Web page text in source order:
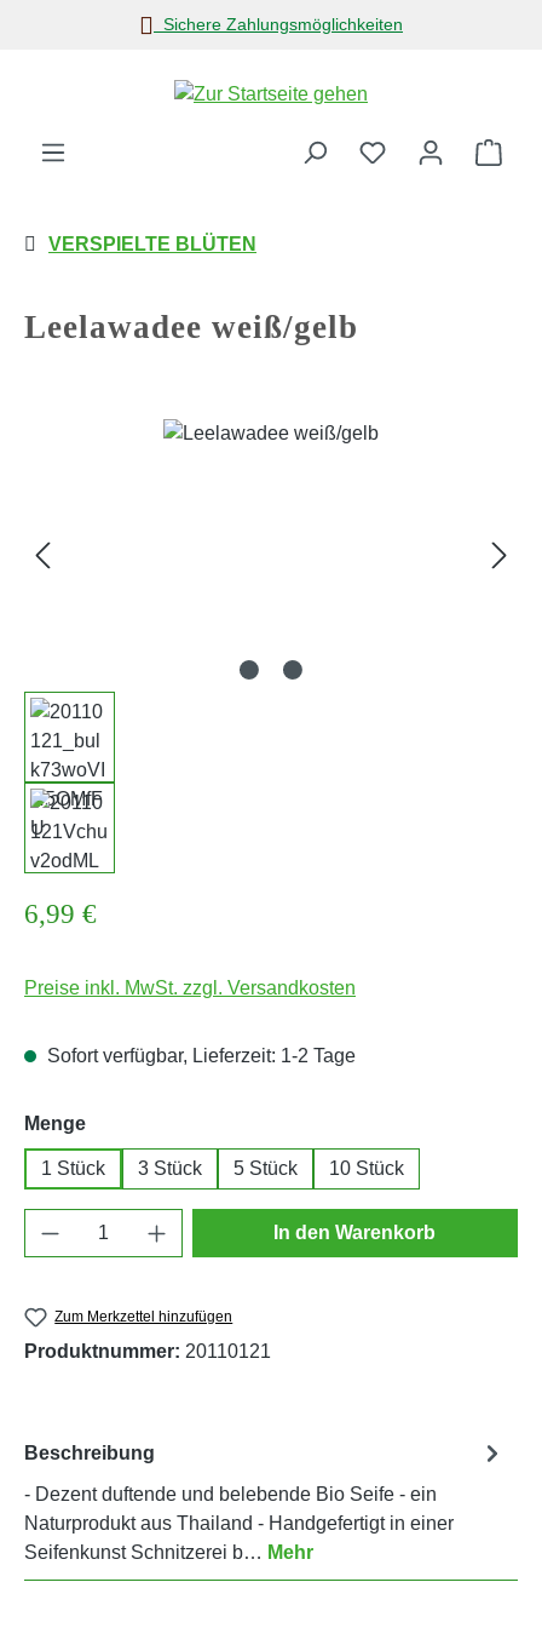
Zum Hauptinhalt springenSichere Zahlungsmöglichkeiten
VERSPIELTE BLÜTEN
Leelawadee weiß/gelb
Bildergalerie überspringen
Regulärer Preis:
6,99 €
Preise inkl. MwSt. zzgl. Versandkosten
Sofort verfügbar, Lieferzeit: 1-2 Tage
Mengeauswählen
1 Stück 3 Stück 5 Stück 10 Stück
Produkt Anzahl: Gib den gewünschten
In den Warenkorb
Zum Merkzettel hinzufügen
Produktnummer: 20110121
Beschreibung
- Dezent duftende und belebende Bio Seife - ein
Naturprodukt aus Thailand - Handgefertigt in einer
Seifenkunst Schnitzerei b… Mehr